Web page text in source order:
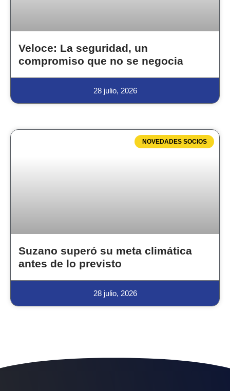
Veloce: La seguridad, un
compromiso que no se negocia
28 julio, 2026
NOVEDADES SOCIOS
Suzano superó su meta climática
antes de lo previsto
28 julio, 2026